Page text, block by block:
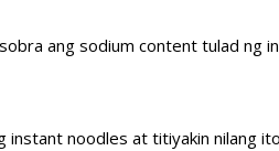
ang sodium content tulad ng
noodles at titiyakin nilang